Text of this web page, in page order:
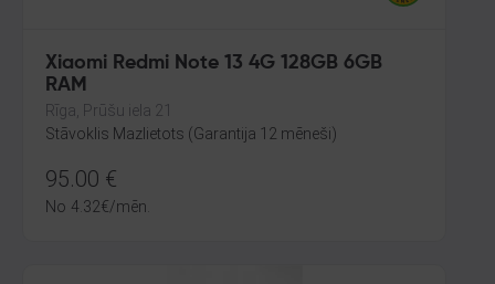
Xiaomi Redmi Note 13 4G 128GB 6GB
RAM
Rīga, Prūšu iela 21
Stāvoklis Mazlietots (Garantija 12 mēneši)
95.00 €
No 4.32€/mēn.